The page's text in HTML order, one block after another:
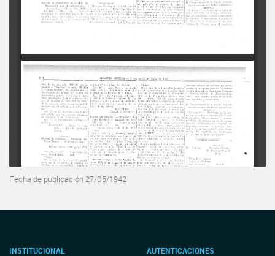
Fecha de publicación 27/05/1942
INSTITUCIONAL AUTENTICACIONES